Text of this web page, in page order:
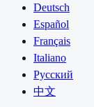
Deutsch
Español
Français
Italiano
Русский
中文